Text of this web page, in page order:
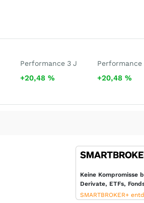
Performance 3 J
+20,48%
Performance
+20,48 %
Keine Kompromisse
Derivate, ETFs,
SMARTBROKER+